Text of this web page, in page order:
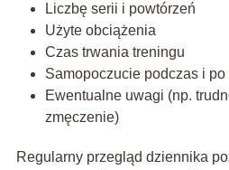
Liczbę serii i powtórzeń
Użyte obciążenia
Czas trwania treningu
Samopoczucie podczas i po
Ewentualne uwagi (np.
zmęczenie)
Regularny przegląd dziennika